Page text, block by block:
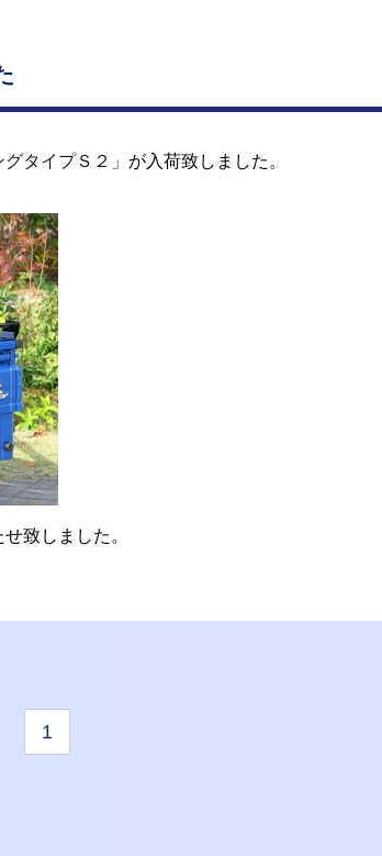
グタイプＳ２」 が入荷致しました。
致しました。
1